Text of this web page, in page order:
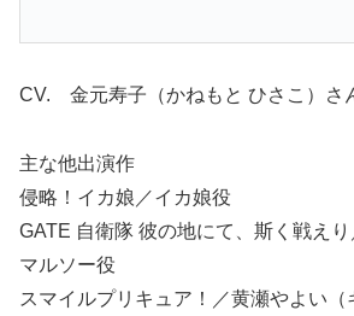
CV. 金元寿子（かねもと ひさこ）さ
主な他出演作
侵略！イカ娘／イカ娘役
GATE 自衛隊 彼の地にて、斯く戦えり
マルソー役
スマイルプリキュア！／黄瀬やよい（